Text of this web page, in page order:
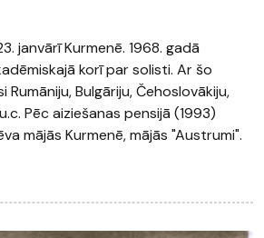
janvārī Kurmenē. 1968. gadā
korī par solisti. Ar šo
Rumāniju, Bulgāriju, Čehoslovākiju,
Pēc aiziešanas pensijā (1993)
mājās Kurmenē, mājās "Austrumi".